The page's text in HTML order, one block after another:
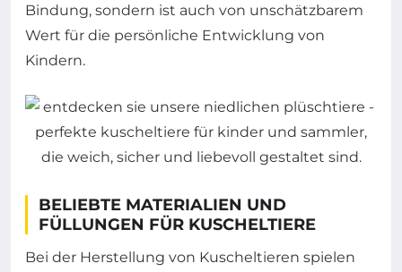
Bindung, sondern ist auch von unschätzbarem
Wert für die persönliche Entwicklung von
Kindern.
BELIEBTE MATERIALIEN UND
FÜLLUNGEN FÜR KUSCHELTIERE
Bei der Herstellung von Kuscheltieren spielen